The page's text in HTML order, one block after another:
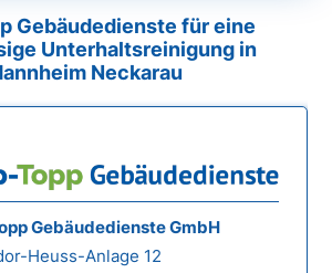
Gebäudedienste für eine
Unterhaltsreinigung in
Neckarau
Gebäudedienste GmbH
Heuss-Anlage 12